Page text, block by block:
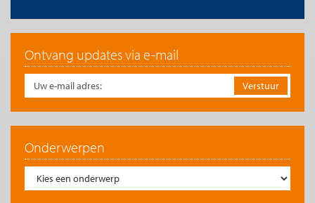
Ontvang updates via e-mail
Onderwerpen